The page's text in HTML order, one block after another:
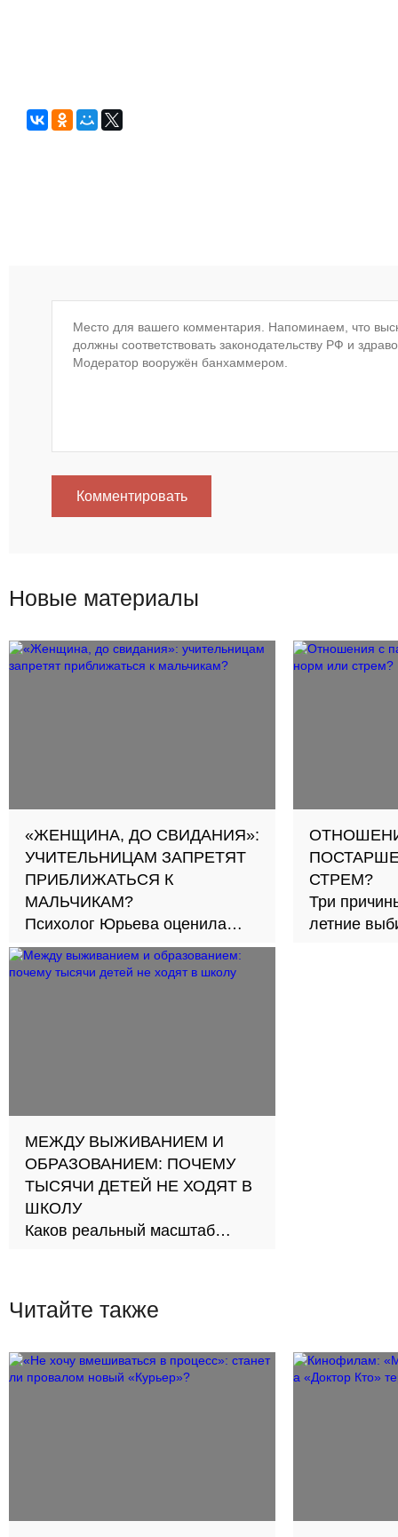
Комментировать
Новые материалы
«ЖЕНЩИНА, ДО СВИДАНИЯ»:
УЧИТЕЛЬНИЦАМ ЗАПРЕТЯТ
ПРИБЛИЖАТЬСЯ К
МАЛЬЧИКАМ?
Психолог Юрьева оценила
новый подход к обучению в
школах
СТРЕМ?
Три
летние
МЕЖДУ ВЫЖИВАНИЕМ И
ОБРАЗОВАНИЕМ: ПОЧЕМУ
ТЫСЯЧИ ДЕТЕЙ НЕ ХОДЯТ В
ШКОЛУ
Каков реальный масштаб
Читайте также